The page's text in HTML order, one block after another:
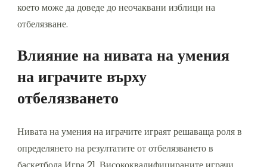
което може да доведе до неочаквани изблици на
отбелязване.
Влияние на нивата на умения
на играчите върху
отбелязването
Нивата на умения на играчите играят решаваща роля в
определянето на резултатите от отбелязването в